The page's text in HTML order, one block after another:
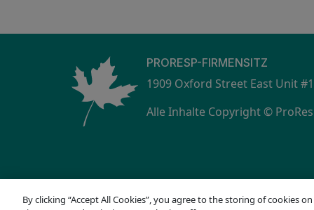
PRORESP-FIRMENSITZ
1909 Oxford Street East Unit
Alle Inhalte Copyright ©
By clicking “Accept All Cookies”, you agree to the storing of cookies